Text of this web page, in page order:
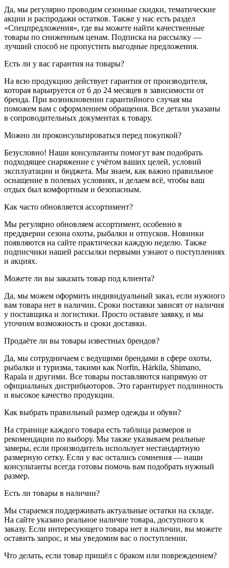
Да, мы регулярно проводим сезонные скидки, тематические
акции и распродажи остатков. Также у нас есть раздел
«Спецпредложения», где вы можете найти качественные
товары по сниженным ценам. Подписка на рассылку —
лучший способ не пропустить выгодные предложения.
Есть ли у вас гарантия на товары?
На всю продукцию действует гарантия от производителя,
которая варьируется от 6 до 24 месяцев в зависимости от
бренда. При возникновении гарантийного случая мы
поможем вам с оформлением обращения. Все детали указаны
в сопроводительных документах к товару.
Можно ли проконсультироваться перед покупкой?
Безусловно! Наши консультанты помогут вам подобрать
подходящее снаряжение с учётом ваших целей, условий
эксплуатации и бюджета. Мы знаем, как важно правильное
оснащение в полевых условиях, и делаем всё, чтобы ваш
отдых был комфортным и безопасным.
Как часто обновляется ассортимент?
Мы регулярно обновляем ассортимент, особенно в
преддверии сезона охоты, рыбалки и отпусков. Новинки
появляются на сайте практически каждую неделю. Также
подписчики нашей рассылки первыми узнают о поступлениях
и акциях.
Можете ли вы заказать товар под клиента?
Да, мы можем оформить индивидуальный заказ, если нужного
вам товара нет в наличии. Сроки поставки зависят от наличия
у поставщика и логистики. Просто оставьте заявку, и мы
уточним возможность и сроки доставки.
Продаёте ли вы товары известных брендов?
Да, мы сотрудничаем с ведущими брендами в сфере охоты,
рыбалки и туризма, такими как Norfin, Härkila, Shimano,
Rapala и другими. Все товары поставляются напрямую от
официальных дистрибьюторов. Это гарантирует подлинность
и высокое качество продукции.
Как выбрать правильный размер одежды и обуви?
На странице каждого товара есть таблица размеров и
рекомендации по выбору. Мы также указываем реальные
замеры, если производитель использует нестандартную
размерную сетку. Если у вас остались сомнения — наши
консультанты всегда готовы помочь вам подобрать нужный
размер.
Есть ли товары в наличии?
Мы стараемся поддерживать актуальные остатки на складе.
На сайте указано реальное наличие товара, доступного к
заказу. Если интересующего товара нет в наличии, вы можете
оставить запрос, и мы уведомим вас о поступлении.
Что делать, если товар пришёл с браком или повреждением?